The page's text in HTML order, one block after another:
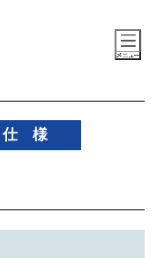
仕 様